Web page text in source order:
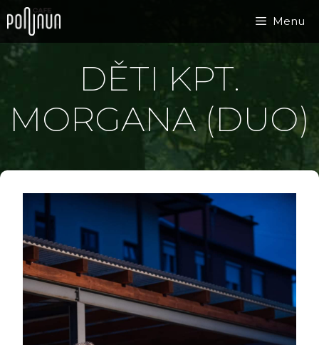
Přeskočit
na
obsah
Menu
DĚTI KPT.
MORGANA (DUO)